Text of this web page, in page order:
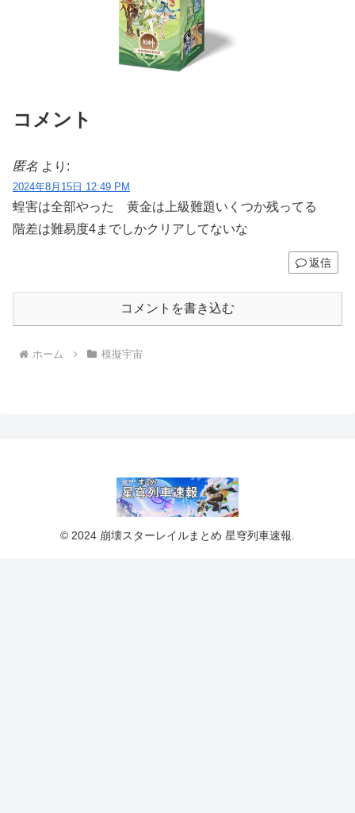
コメント
匿名 より:
2024年8月15日 12:49 PM
蝗害は全部やった 黄金は上級難題いくつか残ってる
階差は難易度4までしかクリアしてないな
返信
コメントを書き込む
ホーム 模擬宇宙
© 2024 崩壊スターレイルまとめ 星穹列車速報.